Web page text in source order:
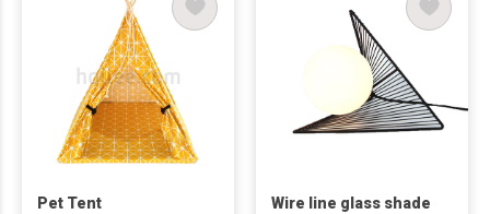
Pet Tent
Wire line glass shade